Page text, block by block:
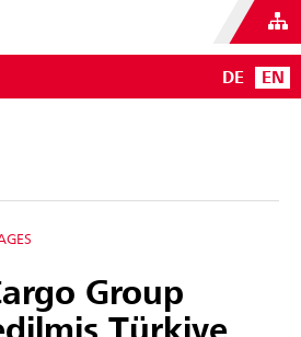
DE EN
Group